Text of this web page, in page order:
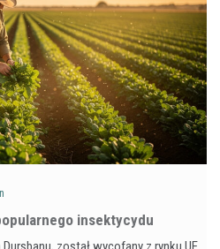
insektycydu